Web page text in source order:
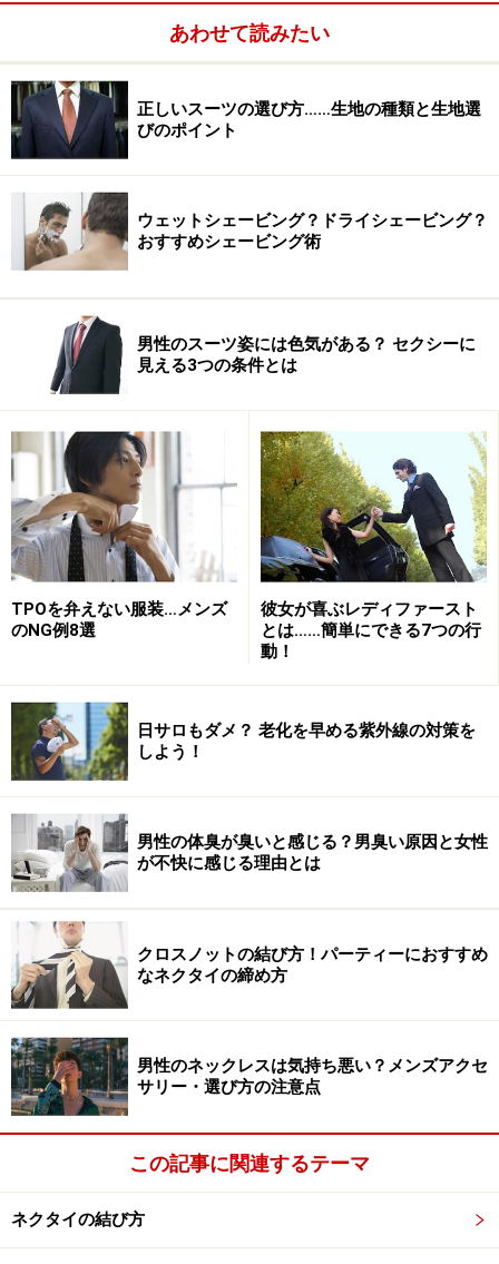
ネイビースーツに薄いブルーのシャツ、濃紺のネクタイ
という風に、青以外の色を使わないことで、余計な装飾
を削ぎ落としたシンプルでモダンなコーディネイトに仕
上がります。単色でトーンを変えているのでＶゾーンは
立体的な印象となり、フラットになりすぎることもあり
ません。ウールタイのマットな質感は大人っぽく落ち着
いた印象もあり、シルクタイとは異なるお洒落感を高め
実は、紺無地のネクタイが１本あれば、たいていのスー
ツなら似合うという事実をご存知でしょうか？ 無地のタ
イなんて冠婚葬祭用の白と黒しかお持ちでないという方
もいるかもしれませんが、柄を選ぶよりまずは紺タイを
一本。スーツスタイルをお洒落に見せてくれる最も素早
い方法です。
シックに見せるなら小紋タイを
ネイビーの地に小紋柄は小さめを配置。大柄の紋は少々
貫禄が出すぎるので、小さめを選べば、Ｖゾーンが落ち
着いた印象にまとまります。 Photo：石井幸久
ショップでも、もっとも種類が豊富な柄タイは小紋タイ
ではないでしょうか。クレストや花柄、グラフィック柄
など、多種多様な小紋があるので、手持ちのネクタイも
小紋の締める割合は一番多いと思います。
あわせて読みたい
正しいスーツの選び方……生地の種類と生地選
びのポイント
ウェットシェービング？ドライシェービング？
おすすめシェービング術
男性のスーツ姿には色気がある？ セクシーに
見える3つの条件とは
TPOを弁えない服装…メンズ
のNG例8選
彼女が喜ぶレディファースト
とは……簡単にできる7つの行
動！
日サロもダメ？ 老化を早める紫外線の対策を
しよう！
男性の体臭が臭いと感じる？男臭い原因と女性
が不快に感じる理由とは
クロスノットの結び方！パーティーにおすすめ
なネクタイの締め方
男性のネックレスは気持ち悪い？メンズアクセ
サリー・選び方の注意点
この記事に関連するテーマ
ネクタイの結び方